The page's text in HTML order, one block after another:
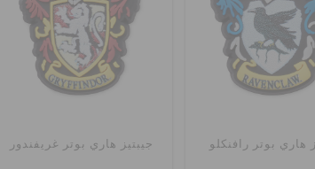
هاري بوتر رافنكلو جيبتيز هاري بوتر غريفندور